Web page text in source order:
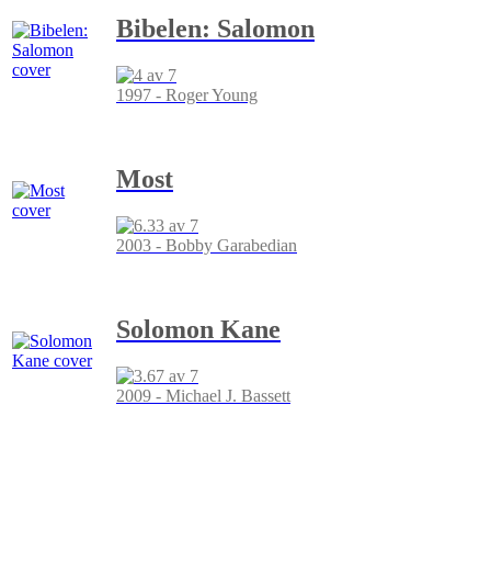
Bibelen: Salomon
1997 - Roger Young
Most
2003 - Bobby Garabedian
Solomon Kane
2009 - Michael J. Bassett